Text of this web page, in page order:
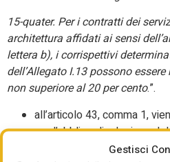
Gestisci
15-quater. Per i contratti dei
architettura affidati ai sensi
lettera b), i corrispettivi
dell’Allegato I.13 possono
non superiore al 20 per cento.”.
all’articolo 43, comma 1,
per l’obbligo di adozione
dal 1° gennaio 2025 per la